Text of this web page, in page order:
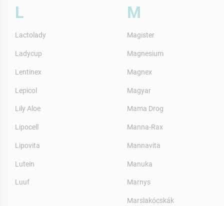
L
Lactolady
Ladycup
Lentinex
Lepicol
Lily Aloe
Lipocell
Lipovita
Lutein
Luuf
M
Magister
Magnesium
Magnex
Magyar
Mama Drog
Manna-Rax
Mannavita
Manuka
Marnys
Marslakócskák